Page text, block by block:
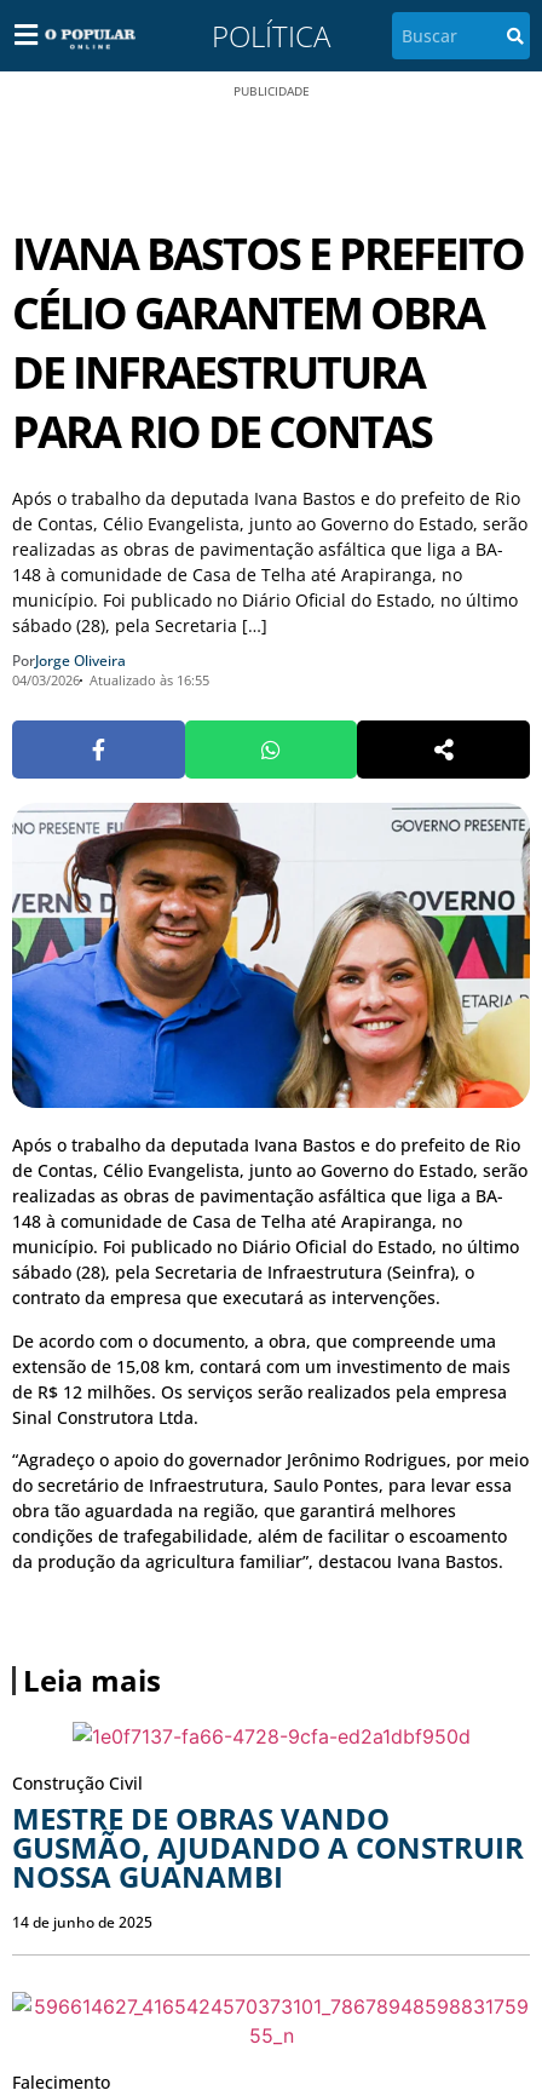
POLÍTICA
PUBLICIDADE
IVANA BASTOS E PREFEITO
CÉLIO GARANTEM OBRA
DE INFRAESTRUTURA
PARA RIO DE CONTAS
Após o trabalho da deputada Ivana Bastos e do prefeito de Rio
de Contas, Célio Evangelista, junto ao Governo do Estado, serão
realizadas as obras de pavimentação asfáltica que liga a BA-
148 à comunidade de Casa de Telha até Arapiranga, no
município. Foi publicado no Diário Oficial do Estado, no último
sábado (28), pela Secretaria […]
PorJorge Oliveira
04/03/2026 Atualizado às 16:55
Após o trabalho da deputada Ivana Bastos e do prefeito de Rio
de Contas, Célio Evangelista, junto ao Governo do Estado, serão
realizadas as obras de pavimentação asfáltica que liga a BA-
148 à comunidade de Casa de Telha até Arapiranga, no
município. Foi publicado no Diário Oficial do Estado, no último
sábado (28), pela Secretaria de Infraestrutura (Seinfra), o
contrato da empresa que executará as intervenções.
De acordo com o documento, a obra, que compreende uma
extensão de 15,08 km, contará com um investimento de mais
de R$ 12 milhões. Os serviços serão realizados pela empresa
Sinal Construtora Ltda.
“Agradeço o apoio do governador Jerônimo Rodrigues, por meio
do secretário de Infraestrutura, Saulo Pontes, para levar essa
obra tão aguardada na região, que garantirá melhores
condições de trafegabilidade, além de facilitar o escoamento
da produção da agricultura familiar”, destacou Ivana Bastos.
Leia mais
Construção Civil
MESTRE DE OBRAS VANDO
GUSMÃO, AJUDANDO A CONSTRUIR
NOSSA GUANAMBI
14 de junho de 2025
Falecimento